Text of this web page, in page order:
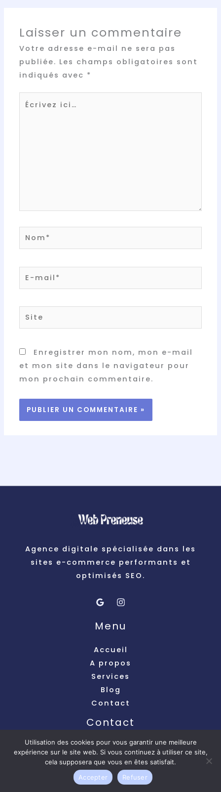
Laisser un commentaire
Votre adresse e-mail ne sera pas
publiée. Les champs obligatoires sont
indiqués avec *
Écrivez
Nom*
Site
Enregistrer mon nom, mon e-mail
et mon site dans le navigateur pour
mon prochain commentaire.
Agence digitale spécialisée dans les
sites e-commerce performants et
optimisés SEO.
Menu
Accueil
A propos
Services
Blog
Contact
Contact
Montigny les Cormeilles contact@web-
preneuse.com
06-41-19-29-28
Utilisation des cookies pour vous garantir une meilleure
expérience sur le site web. Si vous continuez à utiliser ce site,
cela supposera que vous en êtes satisfait.
Accepter
Refuser